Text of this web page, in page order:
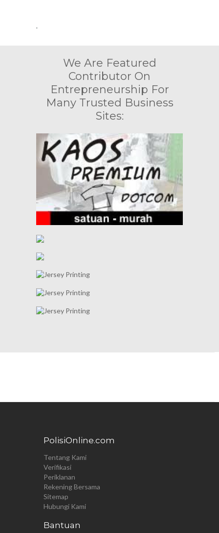
.
We Are Featured
Contributor On
Entrepreneurship For
Many Trusted Business
Sites:
PolisiOnline.com
Tentang Kami
Verifikasi
Periklanan
Rekening Bersama
Sitemap
Hubungi Kami
Bantuan